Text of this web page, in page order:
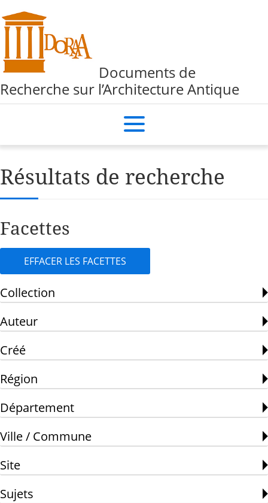
Documents de
Recherche sur l’Architecture Antique
Résultats de recherche
Facettes
EFFACER LES FACETTES
Collection
Auteur
Créé
Région
Département
Ville / Commune
Site
Sujets